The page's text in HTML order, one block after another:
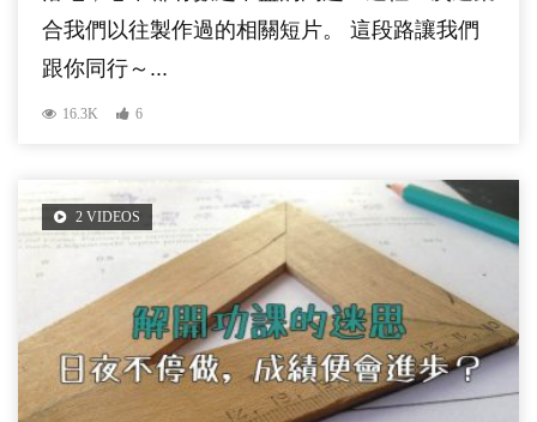
合我們以往製作過的相關短片。 這段路讓我們
跟你同行～...
16.3K 6
2 VIDEOS